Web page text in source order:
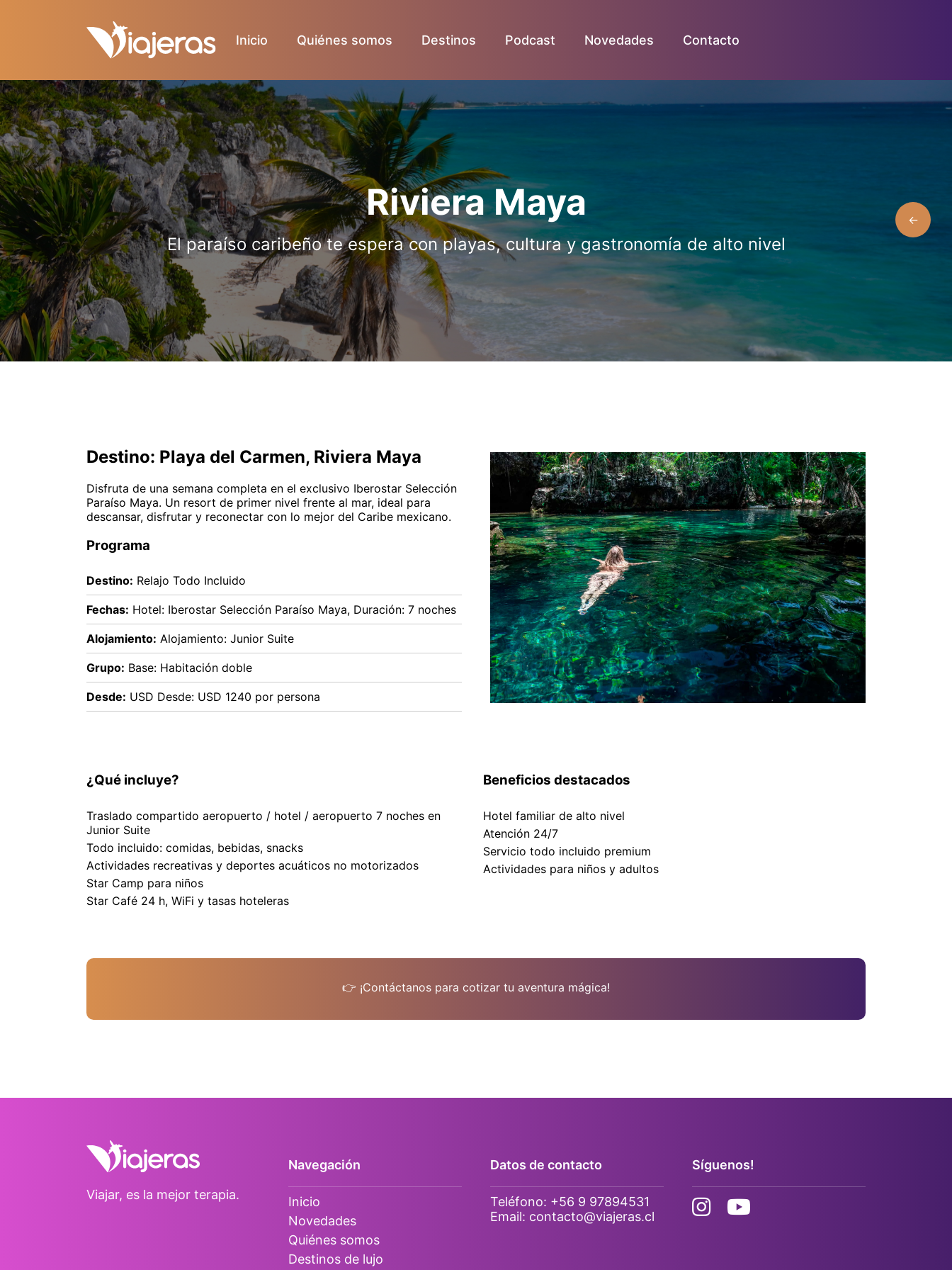
Inicio Quiénes somos Destinos Podcast Novedades Contacto
Riviera Maya
El paraíso caribeño te espera con playas, cultura y gastronomía de alto nivel
←
Destino: Playa del Carmen, Riviera Maya
Disfruta de una semana completa en el exclusivo Iberostar Selección
Paraíso Maya. Un resort de primer nivel frente al mar, ideal para
descansar, disfrutar y reconectar con lo mejor del Caribe mexicano.
Programa
Destino: Relajo Todo Incluido
Fechas: Hotel: Iberostar Selección Paraíso Maya, Duración: 7 noches
Alojamiento: Alojamiento: Junior Suite
Grupo: Base: Habitación doble
Desde: USD Desde: USD 1240 por persona
¿Qué incluye?
Traslado compartido aeropuerto / hotel / aeropuerto 7 noches en
Junior Suite
Todo incluido: comidas, bebidas, snacks
Actividades recreativas y deportes acuáticos no motorizados
Star Camp para niños
Star Café 24 h, WiFi y tasas hoteleras
Beneficios destacados
Hotel familiar de alto nivel
Atención 24/7
Servicio todo incluido premium
Actividades para niños y adultos
👉 ¡Contáctanos para cotizar tu aventura mágica!
Viajar, es la mejor terapia.
Navegación
Inicio
Novedades
Quiénes somos
Destinos de lujo
Datos de contacto
Teléfono: +56 9 97894531
Email: contacto@viajeras.cl
Síguenos!